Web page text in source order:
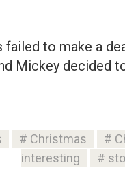
failed to make a
Mickey decided
Christmas
interesting